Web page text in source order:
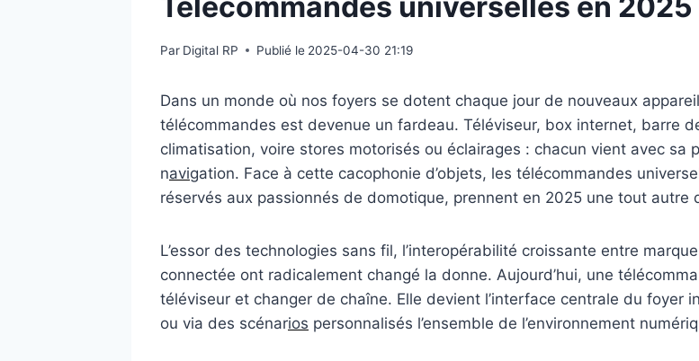
Par Digital RP Publié le 2025-04-30 21:19
Dans un monde où nos foyers se dotent chaque jour de nouveaux
télécommandes est devenue un fardeau. Téléviseur, box internet, barre
climatisation, voire stores motorisés ou éclairages : chacun vient avec
navigation. Face à cette cacophonie d’objets, les télécommandes
réservés aux passionnés de domotique, prennent en 2025 une tout autre
L’essor des technologies sans fil, l’interopérabilité croissante entre
connectée ont radicalement changé la donne. Aujourd’hui, une
téléviseur et changer de chaîne. Elle devient l’interface centrale du foyer
ou via des scénarios personnalisés l’ensemble de l’environnement